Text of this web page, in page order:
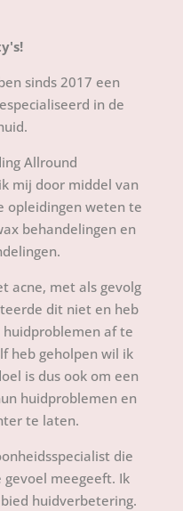
sinds 2017 een
in de
Allround
mij door middel van
opleidingen weten te
behandelingen en
acne, met als gevolg
dit niet en heb
huidproblemen af te
heb geholpen wil ik
is dus ook om een
huidproblemen en
te laten.
die
meegeeft. Ik
huidverbetering.